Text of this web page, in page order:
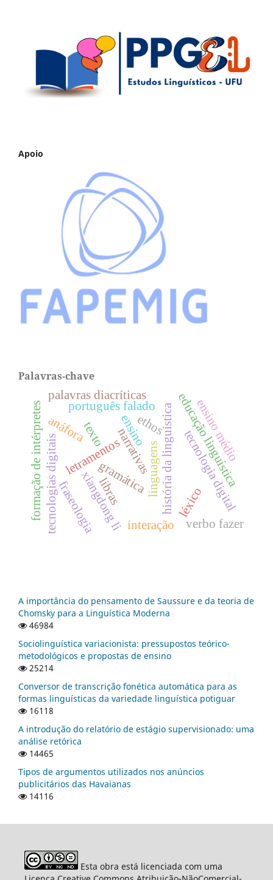
Apoio
Palavras-chave
linguagens
letramentos
ensino tecnologia digital
gramática história da linguística
português falado
texto educação linguística
tecnologias digitais xiangdong li
formação de intérpretes narrativas
interação verbo fazer
anáfora ensino médio
ethos
fraseologia
palavras diacríticas
léxico
libras
A importância do pensamento de Saussure e da teoria de
Chomsky para a Linguística Moderna
46984
Sociolinguística variacionista: pressupostos teórico-
metodológicos e propostas de ensino
25214
Conversor de transcrição fonética automática para as
formas linguísticas da variedade linguística potiguar
16118
A introdução do relatório de estágio supervisionado: uma
análise retórica
14465
Tipos de argumentos utilizados nos anúncios
publicitários das Havaianas
14116
Esta obra está licenciada com uma